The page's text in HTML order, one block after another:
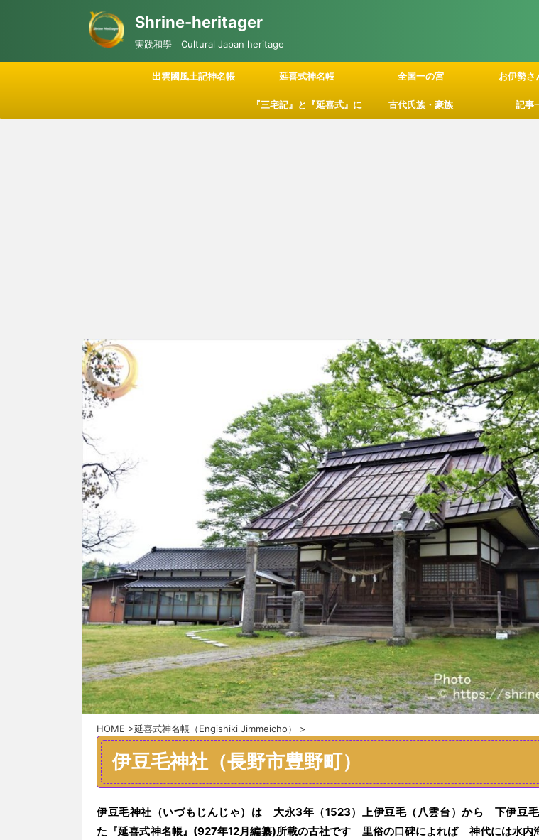
Shrine-heritager
実践和學 Cultural Japan heritage
出雲國風土記神名帳 延喜式神名帳 全国一の宮 お伊勢さ
『三宅記』と『延喜式』に 古代氏族・豪族 記事
HOME >延喜式神名帳（Engishiki Jimmeicho） >
伊豆毛神社（長野市豊野町）
伊豆毛神社（いづもじんじゃ） は 大永3年 （1523）上伊豆毛（八雲台）から
下伊豆
た 『延喜式神名帳』(927年12月編纂)所載の古社です 里俗の口碑によれば 神代には水内